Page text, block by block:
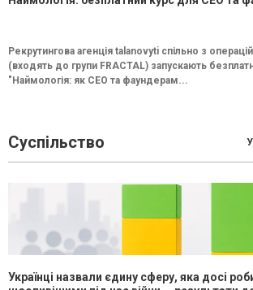
Рекрутингова агенція talanovyti спільно з
(входять до групи FRACTAL) запускають
"Наймологія: як СEO та фаундерам...
Суспільство
Українці назвали єдину сферу, яка досі